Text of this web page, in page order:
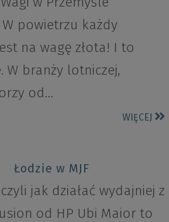
powietrzu każdy
na wagę złota! I to
W branży lotniczej,
od…
WIĘCEJ
Łodzie w MJF
jak działać wydajniej z
od HP Ubi Maior to